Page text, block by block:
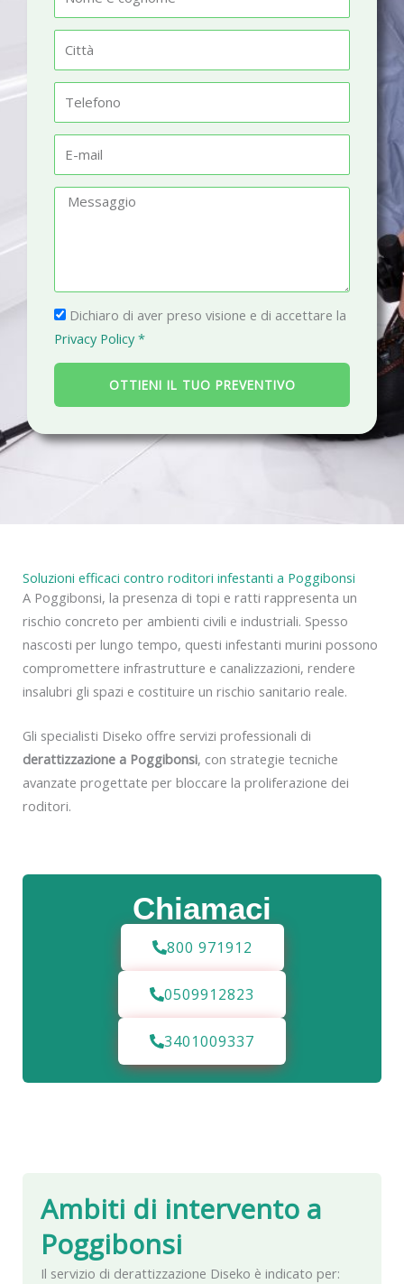
m
t
à
l
fm
a
g
g
i
P
r
i
a
c
Dichiaro di aver preso visione e di accettare la
Privacy Policy *
OTTIENI IL TUO PREVENTIVO
Chiamaci
800 971912
0509912823
3401009337
Soluzioni efficaci contro roditori infestanti a Poggibonsi
A Poggibonsi, la presenza di topi e ratti rappresenta un
rischio concreto per ambienti civili e industriali. Spesso
nascosti per lungo tempo, questi infestanti murini possono
compromettere infrastrutture e canalizzazioni, rendere
insalubri gli spazi e costituire un rischio sanitario reale.
Gli specialisti Diseko offre servizi professionali di
derattizzazione a Poggibonsi, con strategie tecniche
avanzate progettate per bloccare la proliferazione dei
roditori.
Ambiti di intervento a
Poggibonsi
Il servizio di derattizzazione Diseko è indicato per: